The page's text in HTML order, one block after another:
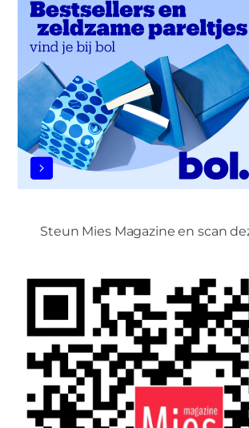
Steun Mies Magazine en scan